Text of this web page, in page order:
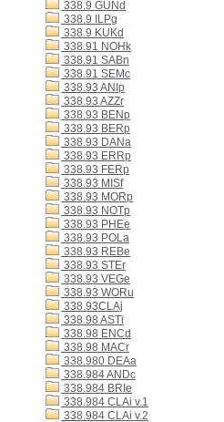
338.9 GUNd
338.9 ILPg
338.9 KUKd
338.91 NOHk
338.91 SABn
338.91 SEMc
338.93 ANIp
338.93 AZZr
338.93 BENp
338.93 BERp
338.93 DANa
338.93 ERRp
338.93 FERp
338.93 MISf
338.93 MORp
338.93 NOTp
338.93 PHEe
338.93 POLa
338.93 REBe
338.93 STEr
338.93 VEGe
338.93 WORu
338.93CLAj
338.98 ASTi
338.98 ENCd
338.98 MACr
338.980 DEAa
338.984 ANDc
338.984 BRIe
338.984 CLAi v.1
338.984 CLAi v.2